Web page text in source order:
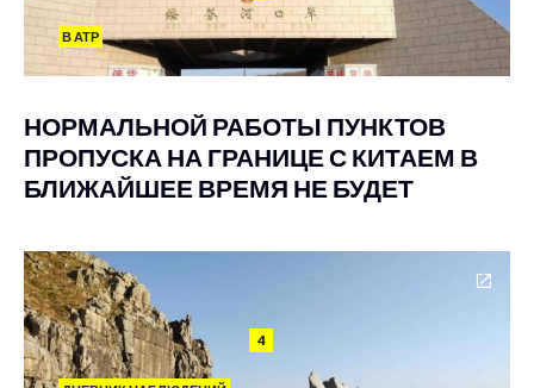
В АТР
НОРМАЛЬНОЙ РАБОТЫ ПУНКТОВ
ПРОПУСКА НА ГРАНИЦЕ С КИТАЕМ В
БЛИЖАЙШЕЕ ВРЕМЯ НЕ БУДЕТ
4